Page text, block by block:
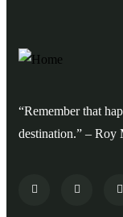
“Remember that
destination.” – Roy